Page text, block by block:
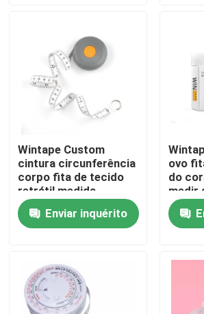
Excursão da fábrica
Controle da qualidade
Peça umas citações
Fita métrica da roupa
Medida da fita do laser
Personalizado costurando a fita
Wintape Custom
cintura circunferência
corpo fita de tecido
retrátil medida
costura plástico de
alfaiate ou fita de
medição fitness
Enviar inquérito
ovo
do
medir
corpo